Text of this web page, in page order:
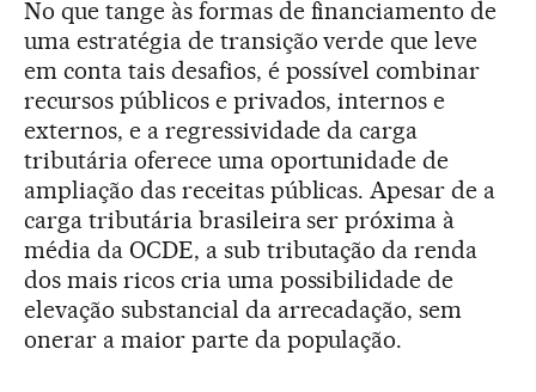
No que tange às formas de financiamento de
uma estratégia de transição verde que leve
em conta tais desafios, é possível combinar
recursos públicos e privados, internos e
externos, e a regressividade da carga
tributária oferece uma oportunidade de
ampliação das receitas públicas. Apesar de a
carga tributária brasileira ser próxima à
média da OCDE, a sub tributação da renda
dos mais ricos cria uma possibilidade de
elevação substancial da arrecadação, sem
onerar a maior parte da população.